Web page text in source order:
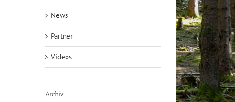
News
Partner
Videos
Archiv